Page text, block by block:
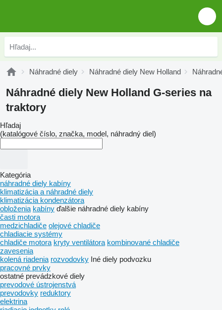
Náhradné diely Náhradné diely New Holland
Náhradné diely New Holland G-series na
traktory
Hľadaj
(katalógové číslo, značka, model, náhradný diel)
Kategória
náhradné diely kabíny
klimatizácia a náhradné diely
klimatizácia kondenzátora
obloženia kabíny ďalšie náhradné diely kabíny
časti motora
medzichladiče olejové chladiče
chladiacie systémy
chladiče motora kryty ventilátora kombinované chladiče
zavesenia
kolená riadenia rozvodovky Iné diely podvozku
pracovné prvky
ostatné prevádzkové diely
prevodové ústrojenstvá
prevodovky reduktory
elektrina